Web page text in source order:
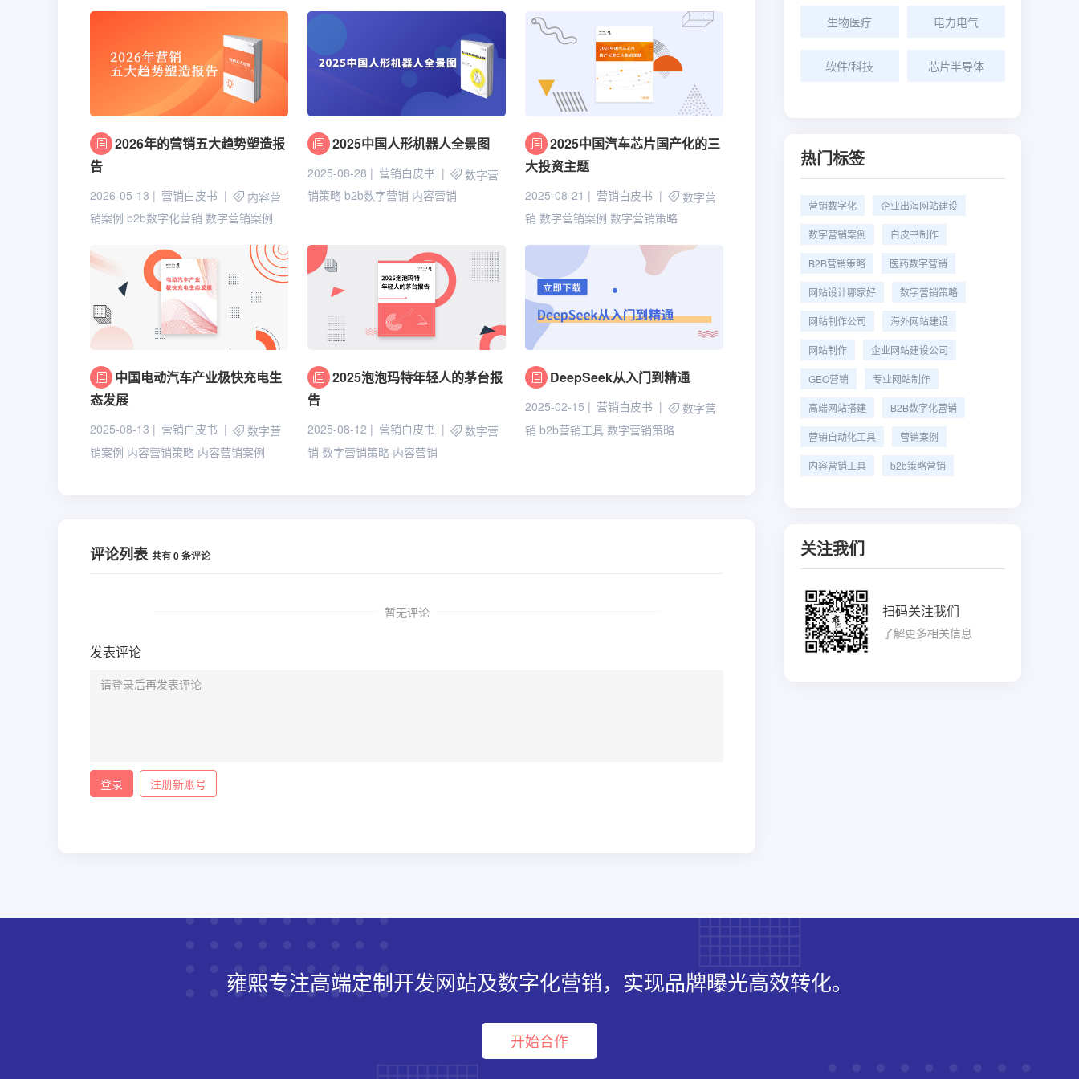
2026年的营销五大趋势塑造报
告
2026-05-13 营销白皮书
内容营
销案例 b2b数字化营销 数字营销案例
2025中国人形机器人全景图
2025-08-28 营销白皮书
数字营
销策略 b2b数字营销 内容营销
2025中国汽车芯片国产化的三
大投资主题
2025-08-21 营销白皮书
数字营
销 数字营销案例 数字营销策略
中国电动汽车产业极快充电生
态发展
2025-08-13 营销白皮书
数字营
销案例 内容营销策略 内容营销案例
2025泡泡玛特年轻人的茅台报
告
2025-08-12 营销白皮书
数字营
销 数字营销策略 内容营销
DeepSeek从入门到精通
2025-02-15 营销白皮书
数字营
销 b2b营销工具 数字营销策略
评论列表 共有0条评论
暂无评论
发表评论
登录 注册新账号
生物医疗 电力电气
软件/科技 芯片半导体
热门标签
营销数字化 企业出海网站建设
数字营销案例 白皮书制作
B2B营销策略 医药数字营销
网站设计哪家好 数字营销策略
网站制作公司 海外网站建设
网站制作 企业网站建设公司
GEO营销 专业网站制作
高端网站搭建 B2B数字化营销
营销自动化工具 营销案例
内容营销工具 b2b策略营销
关注我们
扫码关注我们
了解更多相关信息
雍熙专注高端定制开发网站及数字化营销，实现品牌曝光高效转化。
开始合作